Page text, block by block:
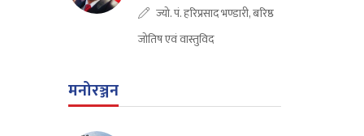
ज्यो. पं. हरिप्रसाद भण्डारी, बरिष्ठ
जोतिष एवं वास्तुविद
मनोरञ्जन